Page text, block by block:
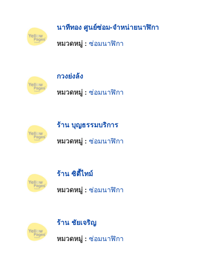
นาทีทอง ศูนย์ซ่อม-จำหน่ายนาฬิกา
หมวดหมู่ : ซ่อมนาฬิกา
กวงย่งล้ง
หมวดหมู่ : ซ่อมนาฬิกา
ร้าน บุญธรรมบริการ
หมวดหมู่ : ซ่อมนาฬิกา
ร้าน ซิตี้ไทม์
หมวดหมู่ : ซ่อมนาฬิกา
ร้าน ชัยเจริญ
หมวดหมู่ : ซ่อมนาฬิกา